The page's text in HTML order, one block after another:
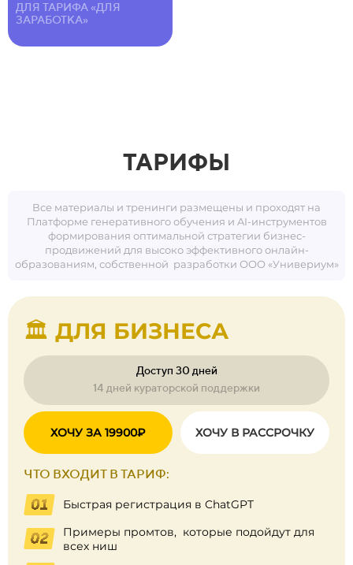
ДЛЯ ТАРИФА «ДЛЯ
ЗАРАБОТКА»
ТАРИФЫ
Все материалы и тренинги размещены и проходят на
Платформе генеративного обучения и AI-инструментов
формирования оптимальной стратегии бизнес-
продвижений для высоко эффективного онлайн-
образованиям, собственной разработки ООО «Универиум»
🏛️ ДЛЯ БИЗНЕСА
Доступ 30 дней
14 дней кураторской поддержки
ХОЧУ ЗА 19900₽ ХОЧУ В РАССРОЧКУ
ЧТО ВХОДИТ В ТАРИФ:
Быстрая регистрация в ChatGPT
Примеры промтов, которые подойдут для
всех ниш